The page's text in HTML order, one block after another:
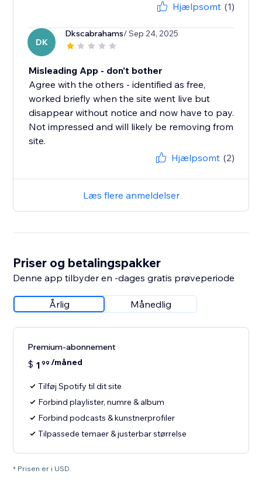
Hjælpsomt (1)
DK
Dkscabrahams/ Sep 24, 2025
Misleading App - don't bother
Agree with the others - identified as free,
worked briefly when the site went live but
disappear without notice and now have to pay.
Not impressed and will likely be removing from
site.
Hjælpsomt (2)
Læs flere anmeldelser
Priser og betalingspakker
Denne app tilbyder en -dages gratis prøveperiode
Årlig Månedlig
Premium-abonnement
$ 1 99 /måned
Tilføj Spotify til dit site
Forbind playlister, numre & album
Forbind podcasts & kunstnerprofiler
Tilpassede temaer & justerbar størrelse
* Prisen er i USD.